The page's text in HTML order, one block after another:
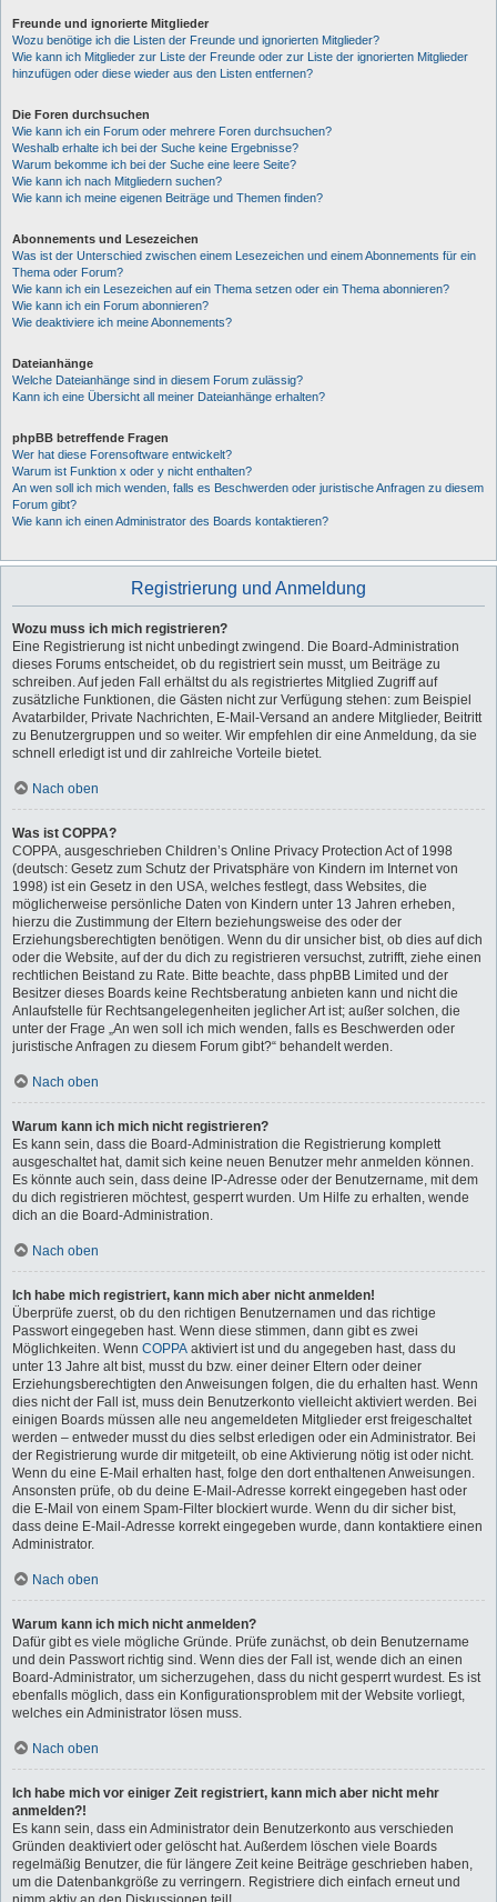
Freunde und ignorierte Mitglieder
Wozu benötige ich die Listen der Freunde und ignorierten Mitglieder?
Wie kann ich Mitglieder zur Liste der Freunde oder zur Liste der ignorierten Mitglieder
hinzufügen oder diese wieder aus den Listen entfernen?
Die Foren durchsuchen
Wie kann ich ein Forum oder mehrere Foren durchsuchen?
Weshalb erhalte ich bei der Suche keine Ergebnisse?
Warum bekomme ich bei der Suche eine leere Seite?
Wie kann ich nach Mitgliedern suchen?
Wie kann ich meine eigenen Beiträge und Themen finden?
Abonnements und Lesezeichen
Was ist der Unterschied zwischen einem Lesezeichen und einem Abonnements für ein
Thema oder Forum?
Wie kann ich ein Lesezeichen auf ein Thema setzen oder ein Thema abonnieren?
Wie kann ich ein Forum abonnieren?
Wie deaktiviere ich meine Abonnements?
Dateianhänge
Welche Dateianhänge sind in diesem Forum zulässig?
Kann ich eine Übersicht all meiner Dateianhänge erhalten?
phpBB betreffende Fragen
Wer hat diese Forensoftware entwickelt?
Warum ist Funktion x oder y nicht enthalten?
An wen soll ich mich wenden, falls es Beschwerden oder juristische Anfragen zu diesem
Forum gibt?
Wie kann ich einen Administrator des Boards kontaktieren?
Registrierung und Anmeldung
Wozu muss ich mich registrieren?
Eine Registrierung ist nicht unbedingt zwingend. Die Board-Administration
dieses Forums entscheidet, ob du registriert sein musst, um Beiträge zu
schreiben. Auf jeden Fall erhältst du als registriertes Mitglied Zugriff auf
zusätzliche Funktionen, die Gästen nicht zur Verfügung stehen: zum Beispiel
Avatarbilder, Private Nachrichten, E-Mail-Versand an andere Mitglieder, Beitritt
zu Benutzergruppen und so weiter. Wir empfehlen dir eine Anmeldung, da sie
schnell erledigt ist und dir zahlreiche Vorteile bietet.
Nach oben
Was ist COPPA?
COPPA, ausgeschrieben Children’s Online Privacy Protection Act of 1998
(deutsch: Gesetz zum Schutz der Privatsphäre von Kindern im Internet von
1998) ist ein Gesetz in den USA, welches festlegt, dass Websites, die
möglicherweise persönliche Daten von Kindern unter 13 Jahren erheben,
hierzu die Zustimmung der Eltern beziehungsweise des oder der
Erziehungsberechtigten benötigen. Wenn du dir unsicher bist, ob dies auf dich
oder die Website, auf der du dich zu registrieren versuchst, zutrifft, ziehe einen
rechtlichen Beistand zu Rate. Bitte beachte, dass phpBB Limited und der
Besitzer dieses Boards keine Rechtsberatung anbieten kann und nicht die
Anlaufstelle für Rechtsangelegenheiten jeglicher Art ist; außer solchen, die
unter der Frage „An wen soll ich mich wenden, falls es Beschwerden oder
juristische Anfragen zu diesem Forum gibt?“ behandelt werden.
Nach oben
Warum kann ich mich nicht registrieren?
Es kann sein, dass die Board-Administration die Registrierung komplett
ausgeschaltet hat, damit sich keine neuen Benutzer mehr anmelden können.
Es könnte auch sein, dass deine IP-Adresse oder der Benutzername, mit dem
du dich registrieren möchtest, gesperrt wurden. Um Hilfe zu erhalten, wende
dich an die Board-Administration.
Nach oben
Ich habe mich registriert, kann mich aber nicht anmelden!
Überprüfe zuerst, ob du den richtigen Benutzernamen und das richtige
Passwort eingegeben hast. Wenn diese stimmen, dann gibt es zwei
Möglichkeiten. Wenn COPPA aktiviert ist und du angegeben hast, dass du
unter 13 Jahre alt bist, musst du bzw. einer deiner Eltern oder deiner
Erziehungsberechtigten den Anweisungen folgen, die du erhalten hast. Wenn
dies nicht der Fall ist, muss dein Benutzerkonto vielleicht aktiviert werden. Bei
einigen Boards müssen alle neu angemeldeten Mitglieder erst freigeschaltet
werden – entweder musst du dies selbst erledigen oder ein Administrator. Bei
der Registrierung wurde dir mitgeteilt, ob eine Aktivierung nötig ist oder nicht.
Wenn du eine E-Mail erhalten hast, folge den dort enthaltenen Anweisungen.
Ansonsten prüfe, ob du deine E-Mail-Adresse korrekt eingegeben hast oder
die E-Mail von einem Spam-Filter blockiert wurde. Wenn du dir sicher bist,
dass deine E-Mail-Adresse korrekt eingegeben wurde, dann kontaktiere einen
Administrator.
Nach oben
Warum kann ich mich nicht anmelden?
Dafür gibt es viele mögliche Gründe. Prüfe zunächst, ob dein Benutzername
und dein Passwort richtig sind. Wenn dies der Fall ist, wende dich an einen
Board-Administrator, um sicherzugehen, dass du nicht gesperrt wurdest. Es ist
ebenfalls möglich, dass ein Konfigurationsproblem mit der Website vorliegt,
welches ein Administrator lösen muss.
Nach oben
Ich habe mich vor einiger Zeit registriert, kann mich aber nicht mehr
anmelden?!
Es kann sein, dass ein Administrator dein Benutzerkonto aus verschieden
Gründen deaktiviert oder gelöscht hat. Außerdem löschen viele Boards
regelmäßig Benutzer, die für längere Zeit keine Beiträge geschrieben haben,
um die Datenbankgröße zu verringern. Registriere dich einfach erneut und